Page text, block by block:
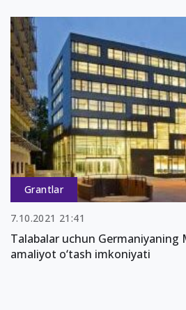
Grantlar
7.10.2021 21:41
Talabalar uchun
amaliyot o‘tash imkoniyati